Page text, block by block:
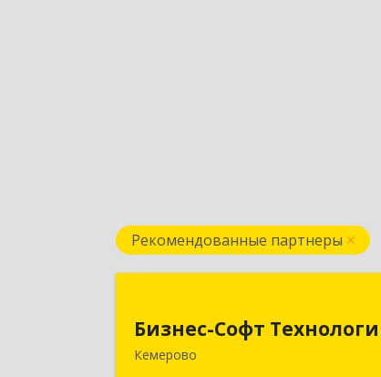
Рекомендованные партнеры
Бизнес-Софт
Кемерово
650992, Кемеровская
Кузбасс обл, Кемерово г,